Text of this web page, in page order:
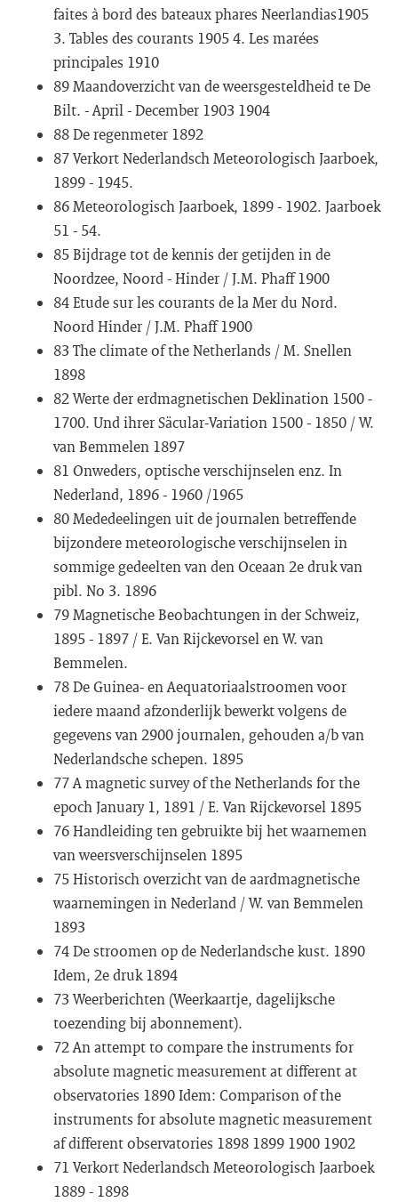
faites à bord des bateaux phares Neerlandias1905
3. Tables des courants 1905 4. Les marées
principales 1910
89 Maandoverzicht van de weersgesteldheid te De
Bilt. - April - December 1903 1904
88 De regenmeter 1892
87 Verkort Nederlandsch Meteorologisch Jaarboek,
1899 - 1945.
86 Meteorologisch Jaarboek, 1899 - 1902. Jaarboek
51 - 54.
85 Bijdrage tot de kennis der getijden in de
Noordzee, Noord - Hinder / J.M. Phaff 1900
84 Etude sur les courants de la Mer du Nord.
Noord Hinder / J.M. Phaff 1900
83 The climate of the Netherlands / M. Snellen
1898
82 Werte der erdmagnetischen Deklination 1500 -
1700. Und ihrer Säcular-Variation 1500 - 1850 / W.
van Bemmelen 1897
81 Onweders, optische verschijnselen enz. In
Nederland, 1896 - 1960 /1965
80 Mededeelingen uit de journalen betreffende
bijzondere meteorologische verschijnselen in
sommige gedeelten van den Oceaan 2e druk van
pibl. No 3. 1896
79 Magnetische Beobachtungen in der Schweiz,
1895 - 1897 / E. Van Rijckevorsel en W. van
Bemmelen.
78 De Guinea- en Aequatoriaalstroomen voor
iedere maand afzonderlijk bewerkt volgens de
gegevens van 2900 journalen, gehouden a/b van
Nederlandsche schepen. 1895
77 A magnetic survey of the Netherlands for the
epoch January 1, 1891 / E. Van Rijckevorsel 1895
76 Handleiding ten gebruikte bij het waarnemen
van weersverschijnselen 1895
75 Historisch overzicht van de aardmagnetische
waarnemingen in Nederland / W. van Bemmelen
1893
74 De stroomen op de Nederlandsche kust. 1890
Idem, 2e druk 1894
73 Weerberichten (Weerkaartje, dagelijksche
toezending bij abonnement).
72 An attempt to compare the instruments for
absolute magnetic measurement at different at
observatories 1890 Idem: Comparison of the
instruments for absolute magnetic measurement
af different observatories 1898 1899 1900 1902
71 Verkort Nederlandsch Meteorologisch Jaarboek
1889 - 1898